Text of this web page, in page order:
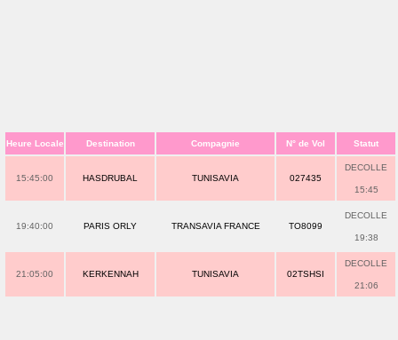
Heure Locale Destination Compagnie N° de Vol Statut
15:45:00 HASDRUBAL TUNISAVIA 027435
DECOLLE
15:45
19:40:00 PARIS ORLY TRANSAVIA FRANCE TO8099
DECOLLE
19:38
21:05:00 KERKENNAH TUNISAVIA 02TSHSI
DECOLLE
21:06